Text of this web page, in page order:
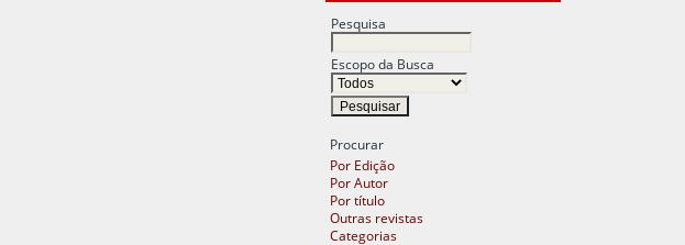
Pesquisa
Escopo da Busca
Procurar
Por Edição
Por Autor
Por título
Outras revistas
Categorias